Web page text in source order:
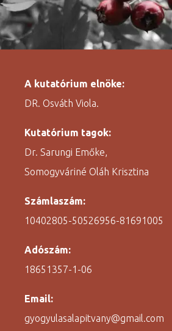
A kutatórium elnöke:
DR. Osváth Viola.
Kutatórium tagok:
Dr. Sarungi Emőke,
Somogyváriné Oláh Krisztina
Számlaszám:
10402805-50526956-81691005
Adószám:
18651357-1-06
Email:
gyogyulasalapitvany@gmail.com